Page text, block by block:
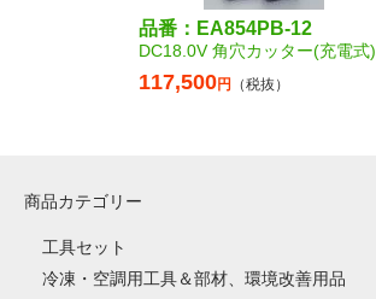
品番：EA854PB-12
DC18.0V 角穴カッター(充電式)
117,500円 （税抜）
商品カテゴリー
工具セット
冷凍・空調用工具＆部材、環境改善用品